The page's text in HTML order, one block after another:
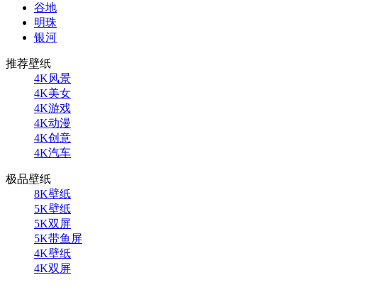
谷地
明珠
银河
推荐壁纸
4K风景
4K美女
4K游戏
4K动漫
4K创意
4K汽车
极品壁纸
8K壁纸
5K壁纸
5K双屏
5K带鱼屏
4K壁纸
4K双屏